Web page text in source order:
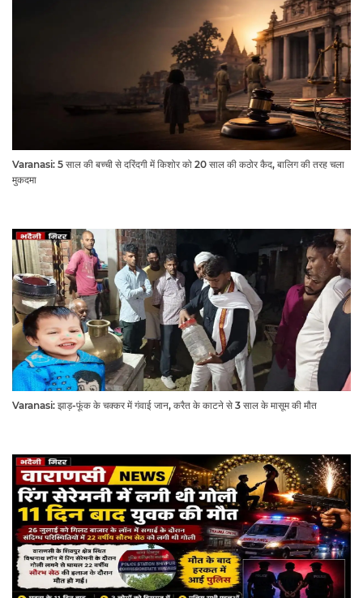
Varanasi: 5 साल की बच्ची से दरिंदगी में किशोर को 20 साल की कठोर कैद, बालिग की तरह चला
मुकदमा
Varanasi: झाड़-फूंक के चक्कर में गंवाई जान, करैत के काटने से 3 साल के मासूम की मौत